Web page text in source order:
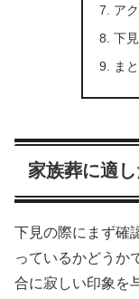
ア
下
ま
家族葬に適
下見の際にまず確
っているかどうか
合に寂しい印象を